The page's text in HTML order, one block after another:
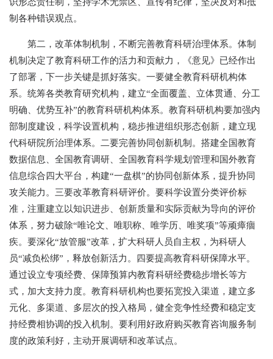
制各种错误观点。
第二，改革体制机制，不断完善教育科研治理体系。体制
机制决定了教育科研工作的活力和贡献力，《意见》已经作出
了部署，下一步关键是抓好落实。一要健全教育科研机构体
系。统筹各类教育研究机构，建立“全面覆盖、立体贯通、分工
明确、优势互补”的教育科研机构体系。教育科研机构要加强内
部制度建设，科学设置机构，稳步推进组织形态创新，建立现
代科研院所治理体系。二要完善协同创新机制。搭建全国教育
数据信息、全国教育调研、全国教育科学规划管理和国外教育
信息综合四大平台，构建“一盘棋”的协同创新体系，提升协同
攻关能力。三要改革教育科研评价。要科学设置分类评价标
准，注重建立以知识进步、创新质量和实际贡献为导向的评价
体系，努力破除“唯论文、唯职称、唯学历、唯奖项”等顽瘴痼
疾。要深化“放管服”改革，扩大科研人员自主权，为科研人
员“减负松绑”，释放创新活力。四要提高教育科研保障水平。
通过设立专项经费、保障预算内教育科研经费稳步增长等方
式，加大支持力度。教育科研机构也要拓宽投入渠道，建立多
元化、多渠道、多层次的投入格局，健全竞争性经费和稳定支
持经费相协调的投入机制。要利用好政府购买教育咨询服务制
度的政策利好，主动开展调研和改革试点。